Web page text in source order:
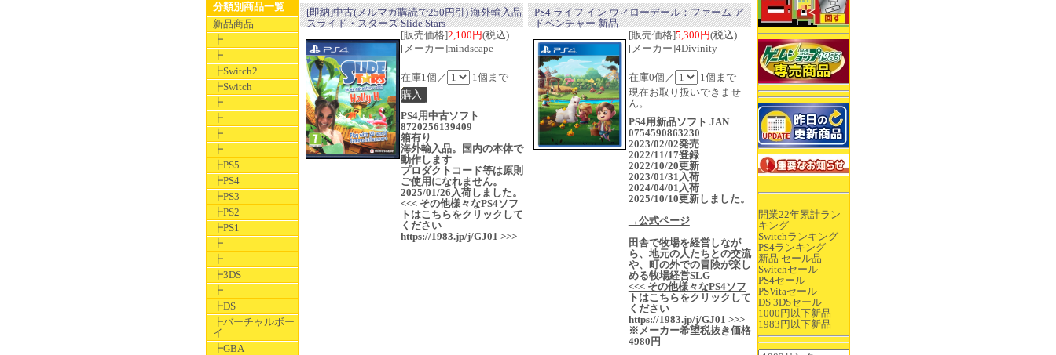
分類別商品一覧
新品商品
┣
┣
┣Switch2
┣Switch
┣
┣
┣
┣
┣PS5
┣PS4
┣PS3
┣PS2
┣PS1
┣
┣
┣3DS
┣
┣DS
┣バーチャルボー
イ
┣GBA
開業22年累計ラン
キング
Switchランキング
PS4ランキング
新品 セール品
Switchセール
PS4セール
PSVitaセール
DS 3DSセール
1000円以下新品
1983円以下新品
[即納]中古(メルマガ購読で250円引) 海外輸入品
スライド・スターズ Slide Stars
[販売価格]2,100円(税込)
[メーカー]mindscape
在庫1個／ 1個まで
PS4用中古ソフト
8720256139409
箱有り
海外輸入品。国内の本体で
動作します
プロダクトコード等は原則
ご使用になれません。
2025/01/26入荷しました。
<<< その他様々なPS4ソフ
トはこちらをクリックして
ください
https://1983.jp/j/GJ01 >>>
PS4 ライフ イン ウィローデール：ファーム ア
ドベンチャー 新品
[販売価格]5,300円(税込)
[メーカー]4Divinity
在庫0個／
1個まで
現在お取り扱いできませ
ん。
PS4用新品ソフト JAN
0754590863230
2023/02/02発売
2022/11/17登録
2022/10/20更新
2023/01/31入荷
2024/04/01入荷
2025/10/10更新しました。
→公式ページ
田舎で牧場を経営しなが
ら、地元の人たちとの交流
や、町の外での冒険が楽し
める牧場経営SLG
<<< その他様々なPS4ソフ
トはこちらをクリックして
ください
https://1983.jp/j/GJ01 >>>
※メーカー希望税抜き価格
4980円